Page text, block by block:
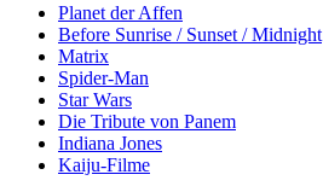
Planet der Affen
Before Sunrise / Sunset / Midnight
Matrix
Spider-Man
Star Wars
Die Tribute von Panem
Indiana Jones
Kaiju-Filme